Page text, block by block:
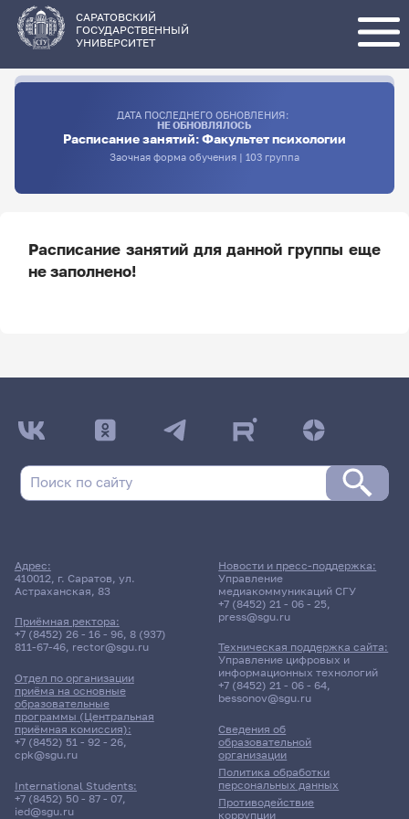
основному
содержанию
САРАТОВСКИЙ
ГОСУДАРСТВЕННЫЙ
УНИВЕРСИТЕТ
ДАТА ПОСЛЕДНЕГО ОБНОВЛЕНИЯ:
НЕ ОБНОВЛЯЛОСЬ
Расписание занятий: Факультет психологии
Заочная форма обучения | 103 группа
Расписание занятий для данной группы еще
не заполнено!
ДАТА ПОСЛЕДНЕГО ОБНОВЛЕНИЯ:
НЕ ОБНОВЛЯЛОСЬ
Заочная форма обучения | 103 группа
Расписание сессии еще не заполнено!
Адрес:
410012, г. Саратов, ул.
Астраханская, 83
Приёмная ректора:
+7 (8452) 26 - 16 - 96, 8 (937)
811-67-46, rector@sgu.ru
Отдел по организации
приёма на основные
образовательные
программы (Центральная
приёмная комиссия):
+7 (8452) 51 - 92 - 26,
cpk@sgu.ru
International Students:
+7 (8452) 50 - 87 - 07,
ied@sgu.ru
Сведения об
образовательной
организации
Политика обработки
персональных данных
Противодействие
коррупции
Новости и пресс-поддержка:
Управление
медиакоммуникаций СГУ
+7 (8452) 21 - 06 - 25,
press@sgu.ru
Техническая поддержка сайта:
Управление цифровых и
информационных технологий
+7 (8452) 21 - 06 - 64,
bessonov@sgu.ru